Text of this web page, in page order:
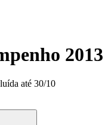
2013
até 30/10